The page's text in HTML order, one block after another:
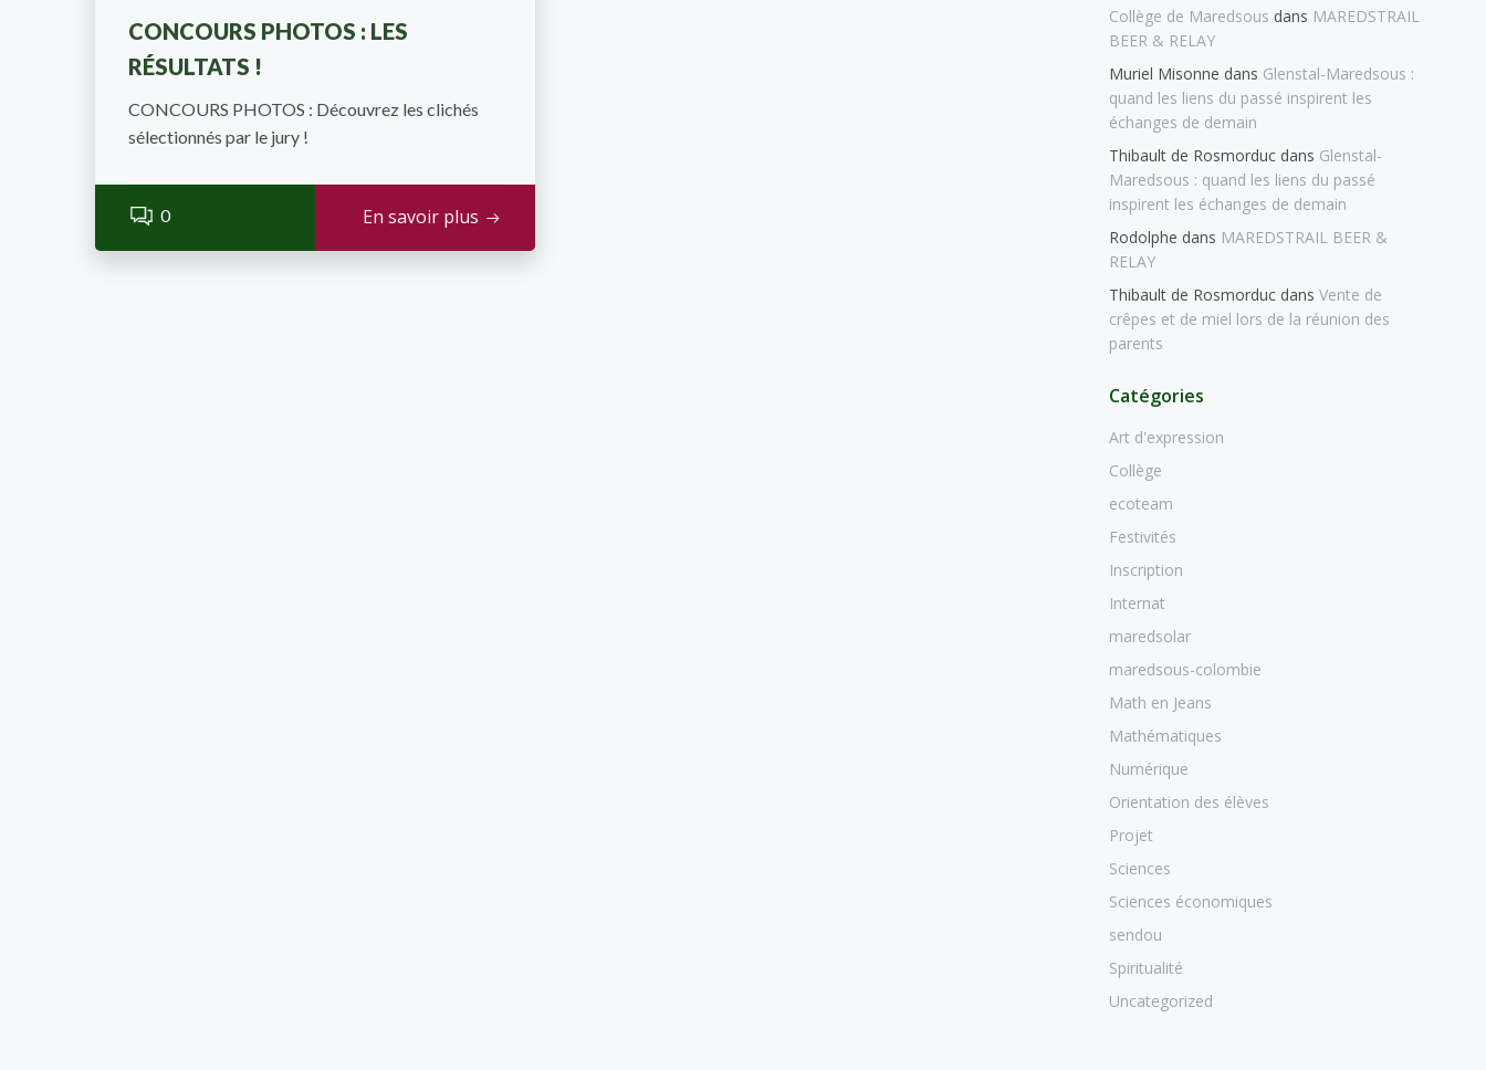
CONCOURS PHOTOS : LES
RÉSULTATS !
CONCOURS PHOTOS : Découvrez les clichés
sélectionnés par le jury !
0 En savoir plus
Collège de Maredsous dans MAREDSTRAIL
BEER & RELAY
Muriel Misonne dans Glenstal-Maredsous :
quand les liens du passé inspirent les
échanges de demain
Thibault de Rosmorducdans Glenstal-
Maredsous : quand les liens du passé
inspirent les échanges de demain
Rodolphe dans MAREDSTRAIL BEER &
RELAY
Thibault de Rosmorducdans Vente de
crêpes et de miel lors de la réunion des
parents
Catégories
Art d'expression
Collège
ecoteam
Festivités
Inscription
Internat
maredsolar
maredsous-colombie
Math en Jeans
Mathématiques
Numérique
Orientation des élèves
Projet
Sciences
Sciences économiques
sendou
Spiritualité
Uncategorized